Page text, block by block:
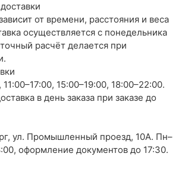
от времени, расстояния и веса
осуществляется с понедельника
расчёт делается при
11:00–17:00, 15:00–19:00, 18:00–22:00.
в день заказа при заказе до
ул. Промышленный проезд, 10А. Пн–
оформление документов до 17:30.